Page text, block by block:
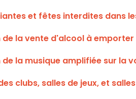
et fêtes interdites dans
la vente d'alcool à emporter
la musique amplifiée sur la
clubs, salles de jeux, et